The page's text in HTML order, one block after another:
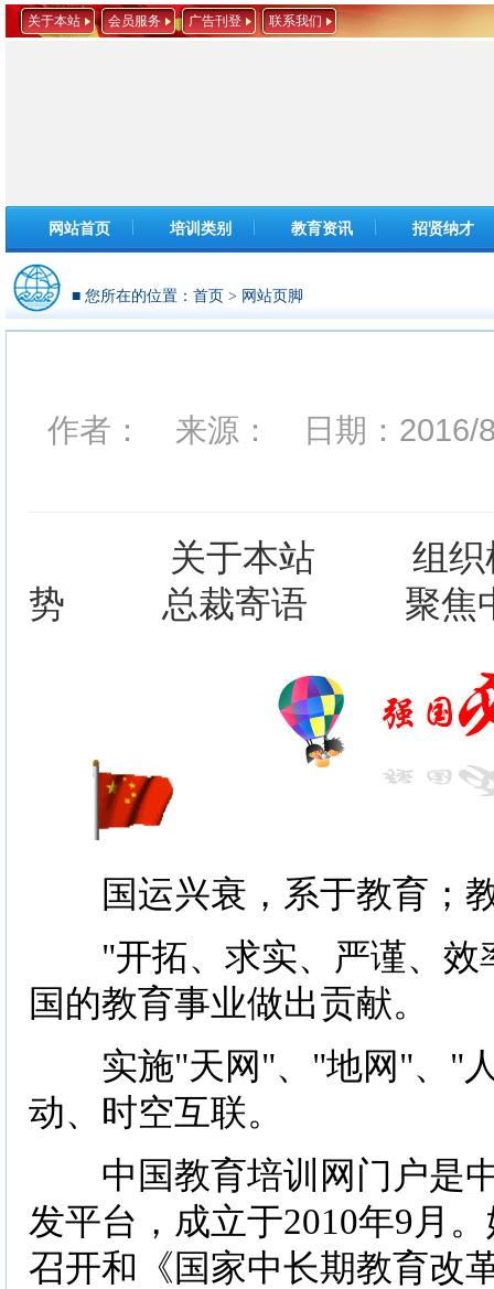
关于本站 会员服务 广告刊登 联系我们
网站首页 培训类别 教育资讯 招贤纳才
■ 您所在的位置： 首页 > 网站页脚
作者： 来源： 日期：2016/
关于本站
组
势
总裁寄语 聚焦
国运兴衰，系于教育；教
"开拓、求实、严谨、效
国的教育事业做出贡献。
实施"天网"、"地网"、"人
动、时空互联。
中国教育培训网门户是中
发平台，成立于2010年9月
召开和《国家中长期教育改